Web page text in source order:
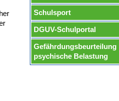
Schulsport
DGUV-Schulportal
Gefährdungsbeurteilung
psychische Belastung